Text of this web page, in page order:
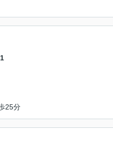
25分